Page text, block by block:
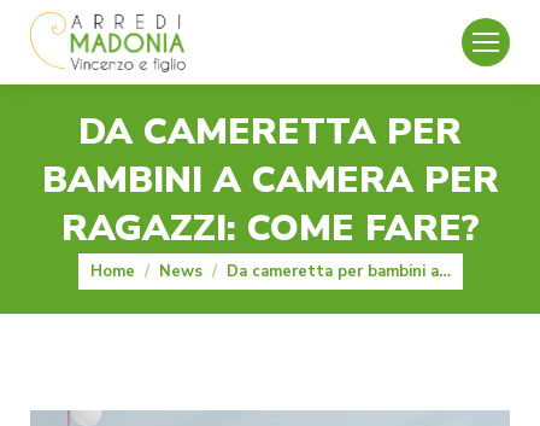
DA CAMERETTA PER
BAMBINI A CAMERA PER
RAGAZZI: COME FARE?
You are here:
Home News Da cameretta per bambini a…